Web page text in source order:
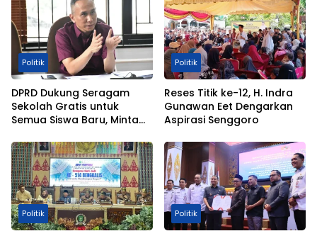
Politik
DPRD Dukung Seragam
Sekolah Gratis untuk
Semua Siswa Baru, Minta
Dikurangi
Politik
Reses Titik ke-12, H. Indra
Gunawan Eet Dengarkan
Aspirasi Senggoro
Politik Politik